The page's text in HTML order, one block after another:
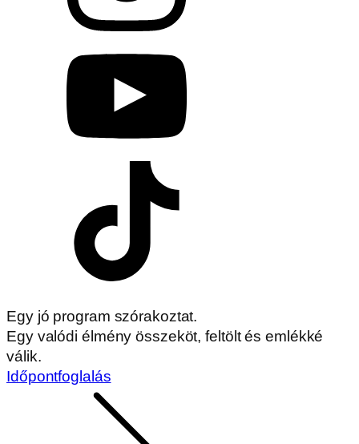
Egy jó program szórakoztat.
Egy valódi élmény összeköt, feltölt és emlékké
válik.
Időpontfoglalás